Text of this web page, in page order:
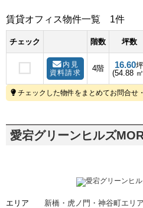
賃貸オフィス物件一覧 1件
チェック 階数 坪数
内見
資料請求
4階 16.60坪
(54.88
チェックした物件をまとめてお問合せ
愛宕グリーンヒルズ
エリア
新橋・虎ノ門・神谷町エリア